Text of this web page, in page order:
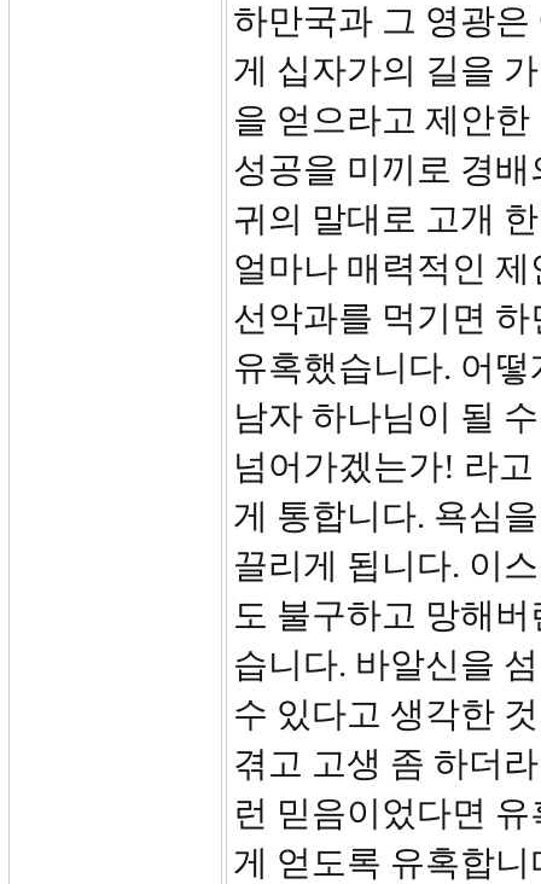
하만국과 그 영광
게 십자가의 길을
을 얻으라고 제안
성공을 미끼로 경
귀의 말대로 고개
얼마나 매력적인
선악과를 먹기면
유혹했습니다. 어
남자 하나님이 될
넘어가겠는가! 라
게 통합니다. 욕심
끌리게 됩니다. 이
도 불구하고 망해
습니다. 바알신을
수 있다고 생각한
겪고 고생 좀 하더
런 믿음이었다면
게 얻도록 유혹합